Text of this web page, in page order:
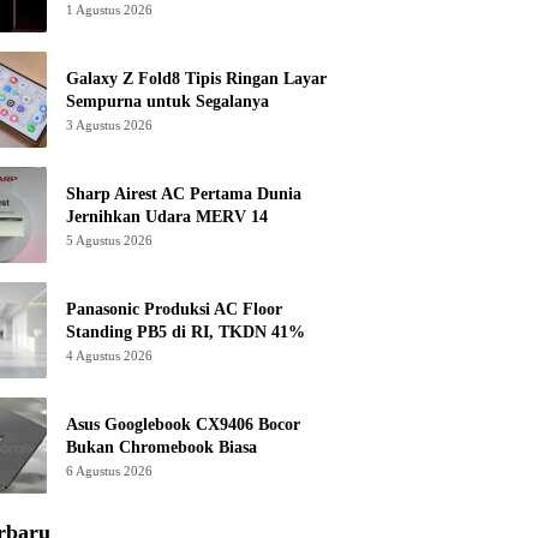
1 Agustus 2026
Galaxy Z Fold8 Tipis Ringan Layar
Sempurna untuk Segalanya
3 Agustus 2026
Sharp Airest AC Pertama Dunia
Jernihkan Udara MERV 14
5 Agustus 2026
Panasonic Produksi AC Floor
Standing PB5 di RI, TKDN 41%
4 Agustus 2026
Asus Googlebook CX9406 Bocor
Bukan Chromebook Biasa
6 Agustus 2026